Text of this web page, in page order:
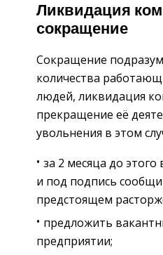
Ликвидация
сокращение
Сокращение
количества
людей, ликвидация
прекращение её
увольнения в этом
за 2 месяца до
и под подпись
предстоящем
предложить
предприятии;